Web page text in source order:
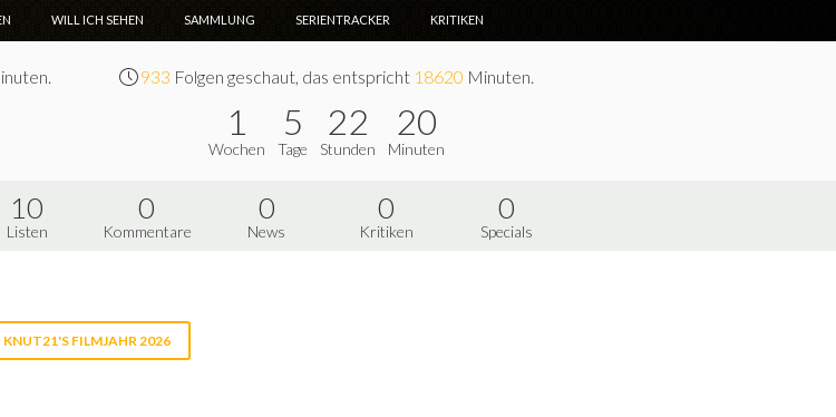
WILL ICH SEHEN SAMMLUNG SERIENTRACKER KRITIKEN
933 Folgen geschaut, das entspricht 18620 Minuten.
1
Wochen
5
Tage
22
Stunden
20
Minuten
10
Listen
0
Kommentare
0
News
0
Kritiken
0
Specials
KNUT21'S FILMJAHR 2026